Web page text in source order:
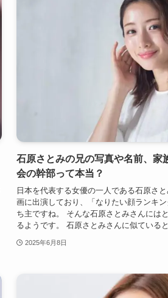
石原さとみの兄の写真や名前、家
会の幹部って本当？
日本を代表する女優の一人である石原さ
画に出演しており、「なりたい顔ランキ
ち主ですね。 そんな石原さとみさんには
るようです。 石原さとみさんに似ている
2025年6月8日